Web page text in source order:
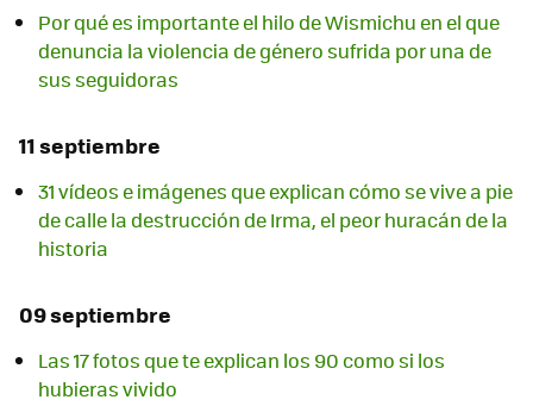
Por qué es importante el hilo de Wismichu en el que
denuncia la violencia de género sufrida por una de
sus seguidoras
11 septiembre
31 vídeos e imágenes que explican cómo se vive a pie
de calle la destrucción de Irma, el peor huracán de la
historia
09 septiembre
Las 17 fotos que te explican los 90 como si los
hubieras vivido